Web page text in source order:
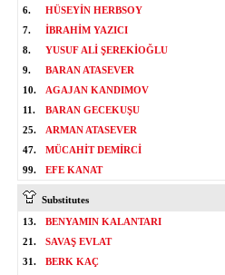
6.
HÜSEYİN HERBSOY
7.
İBRAHİM YAZICI
8.
YUSUF ALİ ŞEREKİOĞLU
9.
BARAN ATASEVER
10.
AGAJAN KANDIMOV
11.
BARAN GECEKUŞU
25.
ARMAN ATASEVER
47.
MÜCAHİT DEMİRCİ
99.
EFE KANAT
Substitutes
13.
BENYAMIN KALANTARI
21.
SAVAŞ EVLAT
31.
BERK KAÇ